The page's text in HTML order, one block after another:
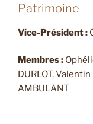
Patrimoine
Vice-Président :
Membres :
DURLOT,
AMBULANT